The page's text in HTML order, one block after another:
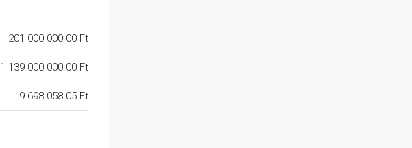
201 000 000.00 Ft
1 139 000 000.00 Ft
9 698 058.05 Ft